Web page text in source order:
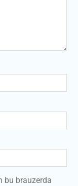
bu brauzerda